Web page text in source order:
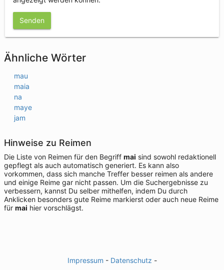
Senden
Ähnliche Wörter
mau
maia
na
maye
jam
Hinweise zu Reimen
Die Liste von Reimen für den Begriff mai sind sowohl redaktionell
gepflegt als auch automatisch generiert. Es kann also
vorkommen, dass sich manche Treffer besser reimen als andere
und einige Reime gar nicht passen. Um die Suchergebnisse zu
verbessern, kannst Du selber mithelfen, indem Du durch
Anklicken besonders gute Reime markierst oder auch neue Reime
für mai hier vorschlägst.
Impressum - Datenschutz -